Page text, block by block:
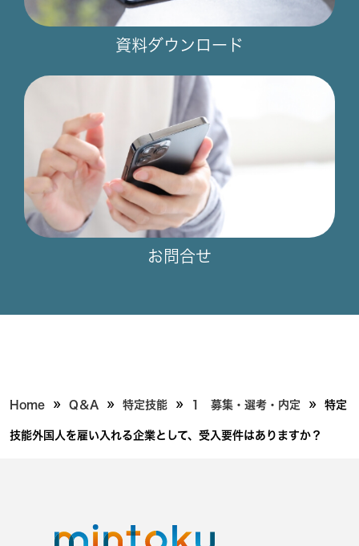
資料ダウンロード
お問合せ
Home » Q＆A » 特定技能 » 1 募集・選考・内定 » 特定
技能外国人を雇い入れる企業として、受入要件はありますか？